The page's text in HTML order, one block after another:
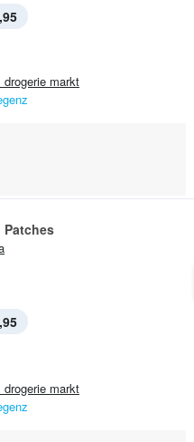
drogerie markt
drogerie markt